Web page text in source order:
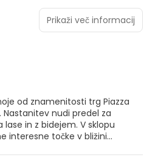
od znamenitosti trg Piazza
bidejem. V sklopu
Prikaži več informacij